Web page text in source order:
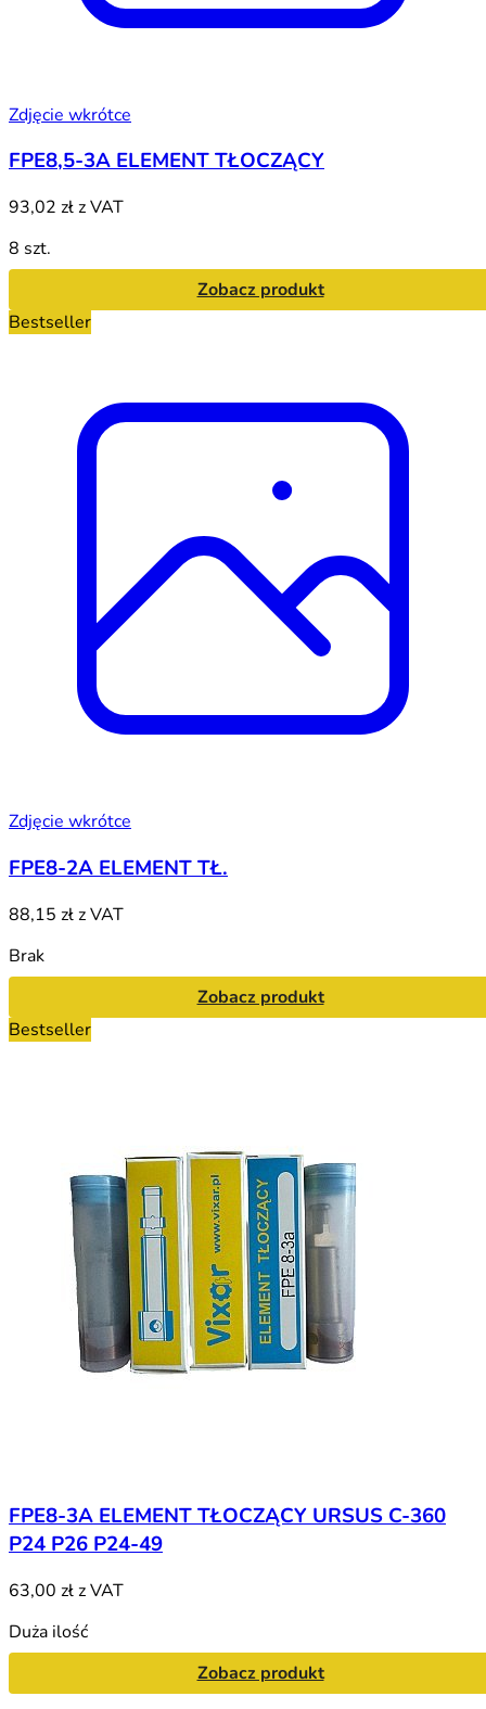
Zdjęcie wkrótce
FPE8,5-3A ELEMENT TŁOCZĄCY
93,02 złz VAT
8 szt.
Zobacz produkt
Bestseller
Zdjęcie wkrótce
FPE8-2A ELEMENT TŁ.
88,15 złz VAT
Brak
Zobacz produkt
Bestseller
FPE8-3A ELEMENT TŁOCZĄCY URSUS C-360
P24 P26 P24-49
63,00 złz VAT
Duża ilość
Zobacz produkt